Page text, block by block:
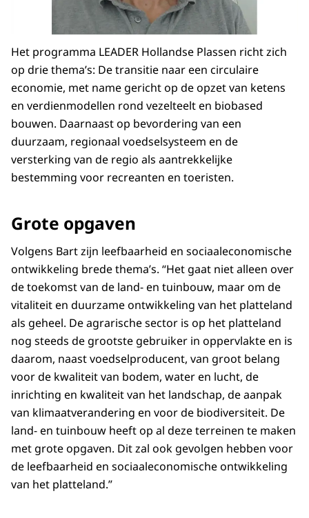
Het programma LEADER Hollandse Plassen richt zich
op drie thema’s: De transitie naar een circulaire
economie, met name gericht op de opzet van ketens
en verdienmodellen rond vezelteelt en biobased
bouwen. Daarnaast op bevordering van een
duurzaam, regionaal voedselsysteem en de
versterking van de regio als aantrekkelijke
bestemming voor recreanten en toeristen.
Grote opgaven
Volgens Bart zijn leefbaarheid en sociaaleconomische
ontwikkeling brede thema’s. “Het gaat niet alleen over
de toekomst van de land- en tuinbouw, maar om de
vitaliteit en duurzame ontwikkeling van het platteland
als geheel. De agrarische sector is op het platteland
nog steeds de grootste gebruiker in oppervlakte en is
daarom, naast voedselproducent, van groot belang
voor de kwaliteit van bodem, water en lucht, de
inrichting en kwaliteit van het landschap, de aanpak
van klimaatverandering en voor de biodiversiteit. De
land- en tuinbouw heeft op al deze terreinen te maken
met grote opgaven. Dit zal ook gevolgen hebben voor
de leefbaarheid en sociaaleconomische ontwikkeling
van het platteland.”